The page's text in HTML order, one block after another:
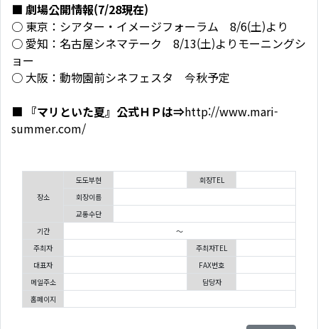
■ 劇場公開情報(7/28現在)
○ 東京：シアター・イメージフォーラム 8/6(土)より
○ 愛知：名古屋シネマテーク 8/13(土)よりモーニングシ
ョー
○ 大阪：動物園前シネフェスタ 今秋予定
■ 『マリといた夏』公式ＨＰは⇒http://www.mari-
summer.com/
장소
도도부현
회장TEL
회장이름
교통수단
기간
～
주최자
주최자TEL
대표자
FAX번호
메일주소
담당자
홈페이지